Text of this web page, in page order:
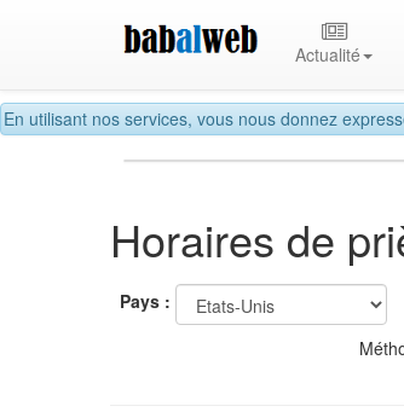
En utilisant nos services, vous nous donnez
Actualité
Horaires de
Pays :